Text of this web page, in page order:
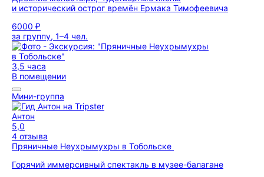
и исторический острог времён Ермака Тимофеевича
6000 ₽
за группу, 1–4 чел.
3,5 часа
В помещении
Мини-группа
Антон
5,0
4 отзыва
Пряничные Неухрымухры в Тобольске
Горячий иммерсивный спектакль в музее-балагане